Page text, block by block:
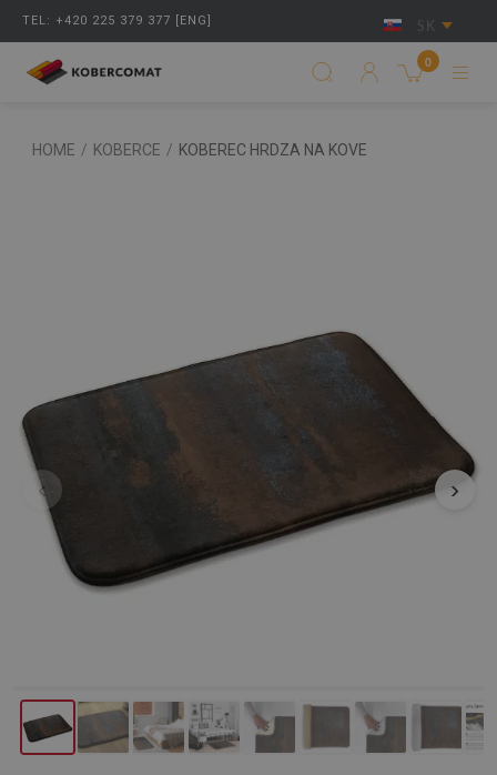
TEL: +420 225 379 377 [ENG] SK
0
HOME / KOBERCE / KOBEREC HRDZA NA KOVE
‹ ›